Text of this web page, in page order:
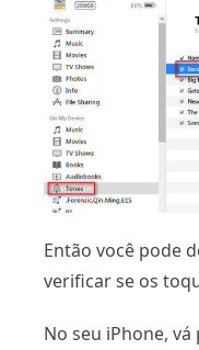
Então você pode
verificar se os
No seu iPhone,